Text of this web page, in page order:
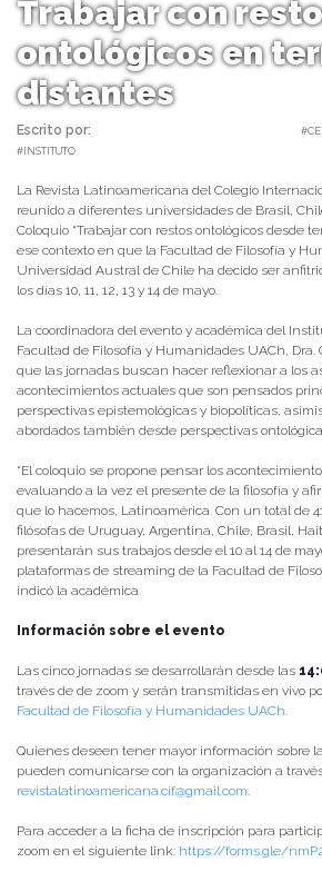
Trabajar con
ontológicos en
distantes
Escrito por:
#INSTITUTO
La Revista Latinoamericana del Colegio
reunido a diferentes universidades de Brasil,
Coloquio “Trabajar con restos ontológicos desde
ese contexto en que la Facultad de Filosofía y
Universidad Austral de Chile ha decido ser
los días 10, 11, 12, 13 y 14 de mayo.
La coordinadora del evento y académica del
Facultad de Filosofía y Humanidades UACh, Dra.
que las jornadas buscan hacer reflexionar a los
acontecimientos actuales que son pensados
perspectivas epistemológicas y biopolíticas,
abordados también desde perspectivas
“El coloquio se propone pensar los
evaluando a la vez el presente de la filosofía y
que lo hacemos, Latinoamérica. Con un total de
filósofas de Uruguay, Argentina, Chile, Brasil,
presentarán sus trabajos desde el 10 al 14 de
plataformas de streaming de la Facultad de
indicó la académica.
Información sobre el evento
Las cinco jornadas se desarrollarán desde las
través de de zoom y serán transmitidas en vivo
Facultad de Filosofía y Humanidades UACh.
Quienes deseen tener mayor información sobre
pueden comunicarse con la organización a
revistalatinoamericana.cif@gmail.com.
Para acceder a la ficha de inscripción para
zoom en el siguiente link: https://forms.gle/